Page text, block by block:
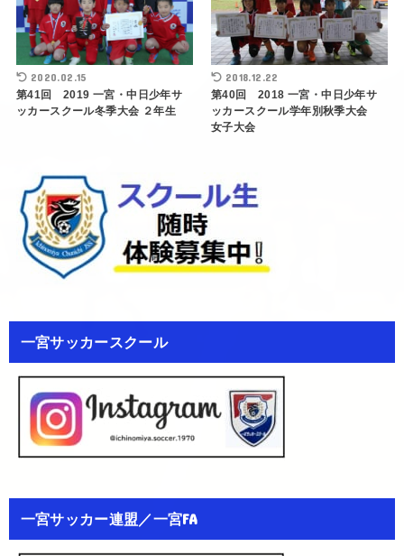
2020.02.15
第41回 2019 一宮・中日少年サ
ッカースクール冬季大会 ２年生
2018.12.22
第40回 2018 一宮・中日少年サ
ッカースクール学年別秋季大会
女子大会
一宮サッカースクール
一宮サッカー連盟／一宮FA